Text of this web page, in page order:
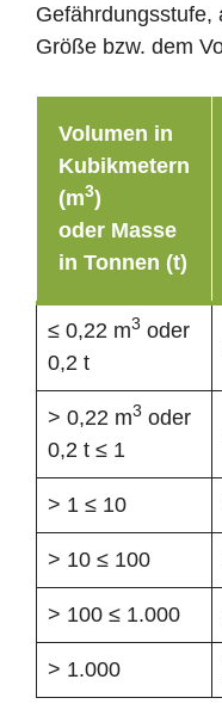
Gefährdungsstufe,
Größe bzw. dem
Volumen in
Kubikmetern
(m3)
oder Masse
in Tonnen (t)
≤ 0,22 m3 oder
0,2 t
> 0,22 m3 oder
0,2 t ≤ 1
> 1 ≤ 10
> 10 ≤ 100
> 100 ≤ 1.000
> 1.000